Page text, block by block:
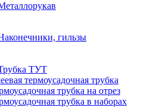
гильзы
ТУТ
термоусадочная трубка
трубка на отрез
трубка в наборах